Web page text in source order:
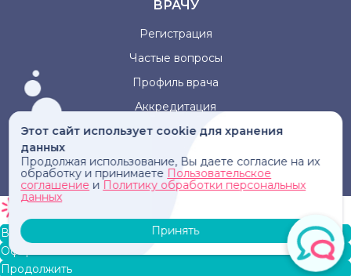
Этот сайт использует cookie для хранения
данных
Продолжая использование, Вы даете согласие на их
обработку и принимаете Пользовательское
соглашение и Политику обработки персональных
данных
Принять
ВРАЧУ
Регистрация
Частые вопросы
Профиль врача
Аккредитация
Информация, представленная на сайте, не может быть
использована для постановки диагноза, назначения
лечения и не заменяет прием врача.
В корзину
Оформление заказа
Продолжить